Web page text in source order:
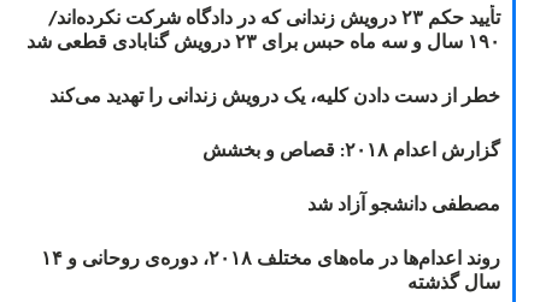
تأیید حکم ۲۳ درویش زندانی که در دادگاه شرکت نکرده‌اند/
۱۹۰ سال و سه ماه حبس برای ۲۳ درویش گنابادی قطعی شد
خطر از دست دادن کلیه، یک درویش زندانی را تهدید می‌کند
گزارش اعدام ۲۰۱۸: قصاص و بخشش
مصطفی دانشجو آزاد شد
روند اعدام‌ها در ماه‌های مختلف ۲۰۱۸، دوره‌ی روحانی و ۱۴
سال گذشته